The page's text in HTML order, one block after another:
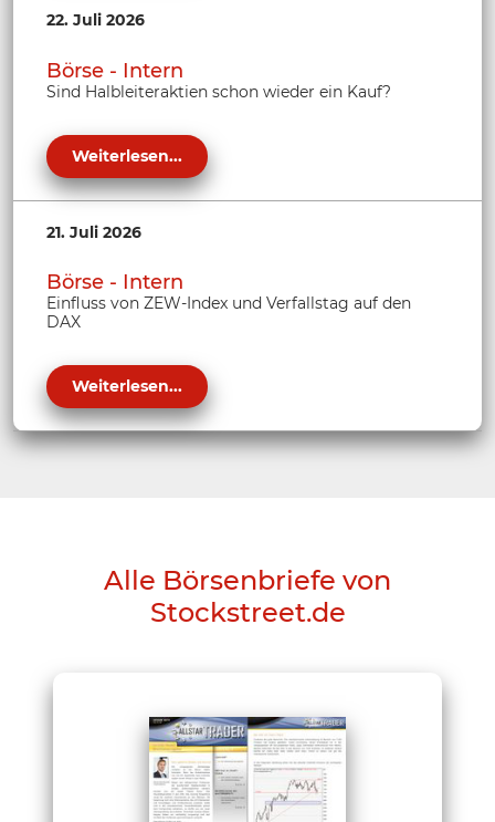
22. Juli 2026
Börse - Intern
Sind Halbleiteraktien schon wieder ein Kauf?
Weiterlesen...
21. Juli 2026
Börse - Intern
Einfluss von ZEW-Index und Verfallstag auf den
DAX
Weiterlesen...
Alle Börsenbriefe von
Stockstreet.de